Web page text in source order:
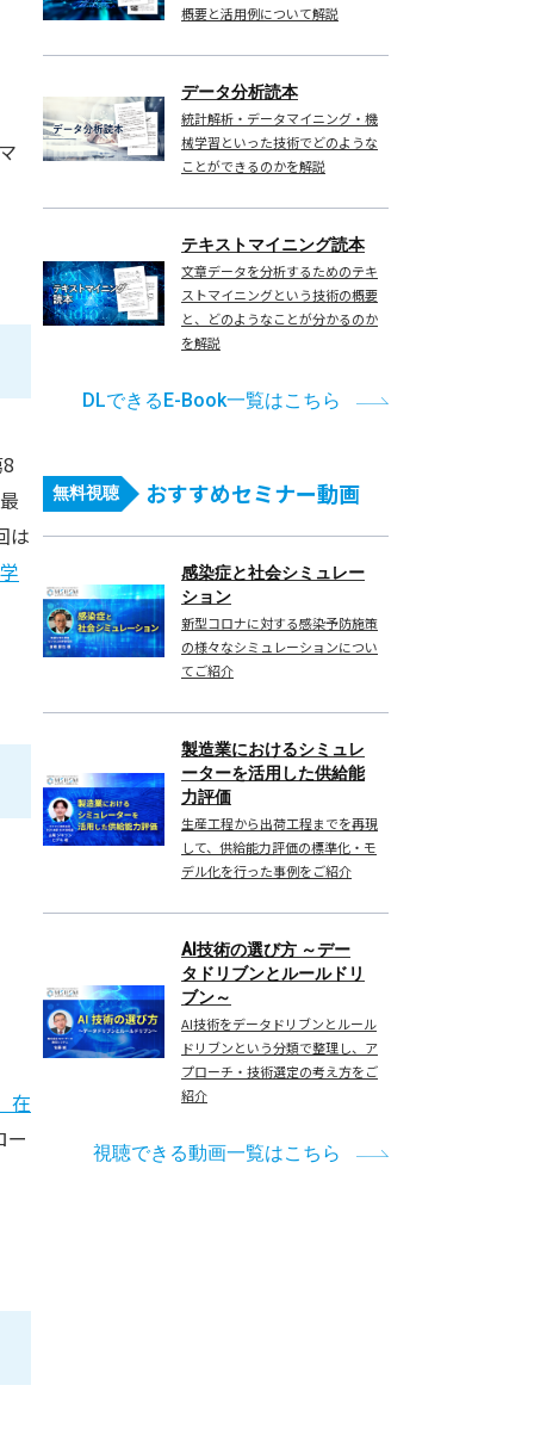
は
在
ー
概要と活用例について解説
データ分析読本
統計解析・データマイニング・機
械学習といった技術でどのような
ことができるのかを解説
テキストマイニング読本
文章データを分析するためのテキ
ストマイニングという技術の概要
と、どのようなことが分かるのか
を解説
DLできるE-Book一覧はこちら
無料視聴 おすすめセミナー動画
感染症と社会シミュレー
ション
新型コロナに対する感染予防施策
の様々なシミュレーションについ
てご紹介
製造業におけるシミュレ
ーターを活用した供給能
力評価
生産工程から出荷工程までを再現
して、供給能力評価の標準化・モ
デル化を行った事例をご紹介
AI技術の選び方 ～デー
タドリブンとルールドリ
ブン～
AI技術をデータドリブンとルール
ドリブンという分類で整理し、ア
プローチ・技術選定の考え方をご
紹介
視聴できる動画一覧はこちら